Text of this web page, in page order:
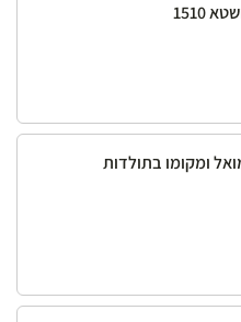
ומקומו בתולדות